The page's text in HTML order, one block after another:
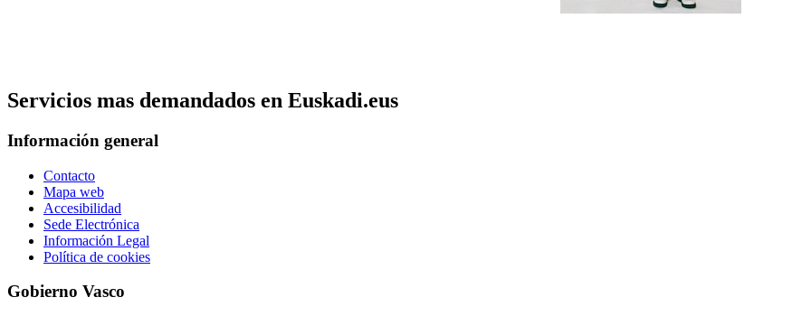
Servicios mas demandados en Euskadi.eus
Información general
Contacto
Mapa web
Accesibilidad
Sede Electrónica
Información Legal
Política de cookies
Gobierno Vasco